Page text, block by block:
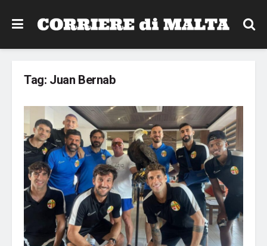
Tag: Juan Bernab